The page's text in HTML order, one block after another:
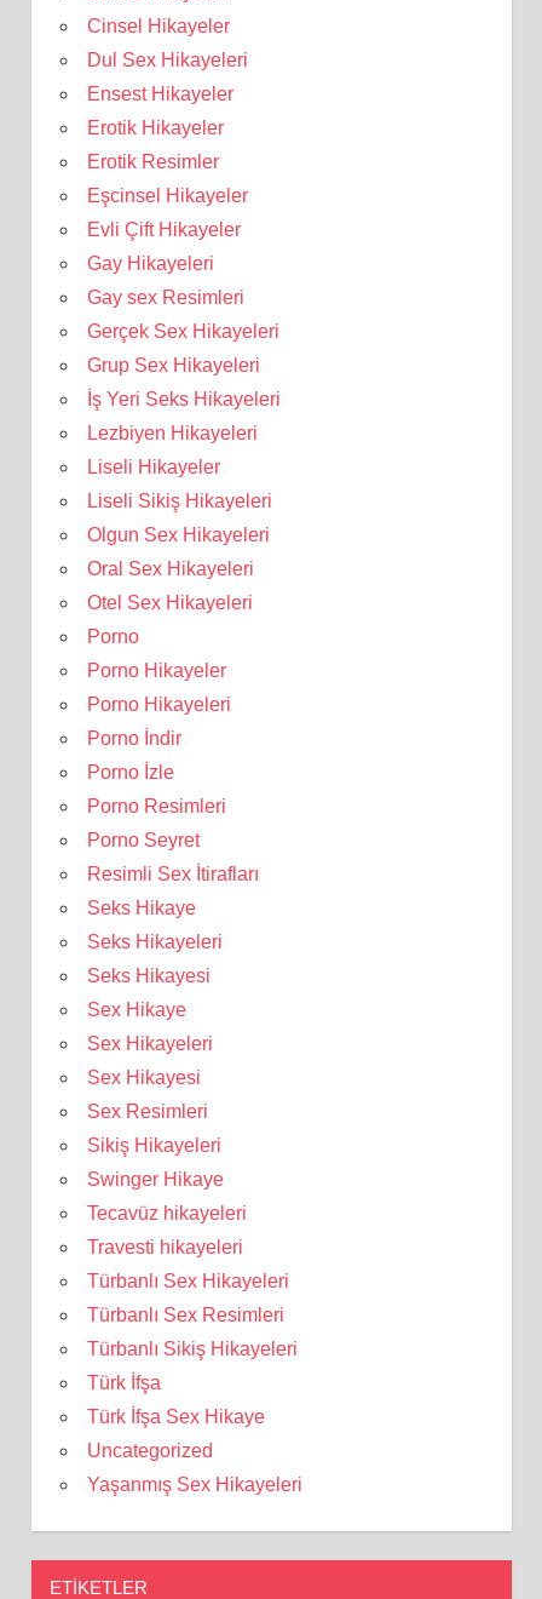
Cinsel Hikayeler
Dul Sex Hikayeleri
Ensest Hikayeler
Erotik Hikayeler
Erotik Resimler
Eşcinsel Hikayeler
Evli Çift Hikayeler
Gay Hikayeleri
Gay sex Resimleri
Gerçek Sex Hikayeleri
Grup Sex Hikayeleri
İş Yeri Seks Hikayeleri
Lezbiyen Hikayeleri
Liseli Hikayeler
Liseli Sikiş Hikayeleri
Olgun Sex Hikayeleri
Oral Sex Hikayeleri
Otel Sex Hikayeleri
Porno
Porno Hikayeler
Porno Hikayeleri
Porno İndir
Porno İzle
Porno Resimleri
Porno Seyret
Resimli Sex İtirafları
Seks Hikaye
Seks Hikayeleri
Seks Hikayesi
Sex Hikaye
Sex Hikayeleri
Sex Hikayesi
Sex Resimleri
Sikiş Hikayeleri
Swinger Hikaye
Tecavüz hikayeleri
Travesti hikayeleri
Türbanlı Sex Hikayeleri
Türbanlı Sex Resimleri
Türbanlı Sikiş Hikayeleri
Türk İfşa
Türk İfşa Sex Hikaye
Uncategorized
Yaşanmış Sex Hikayeleri
ETIKETLER